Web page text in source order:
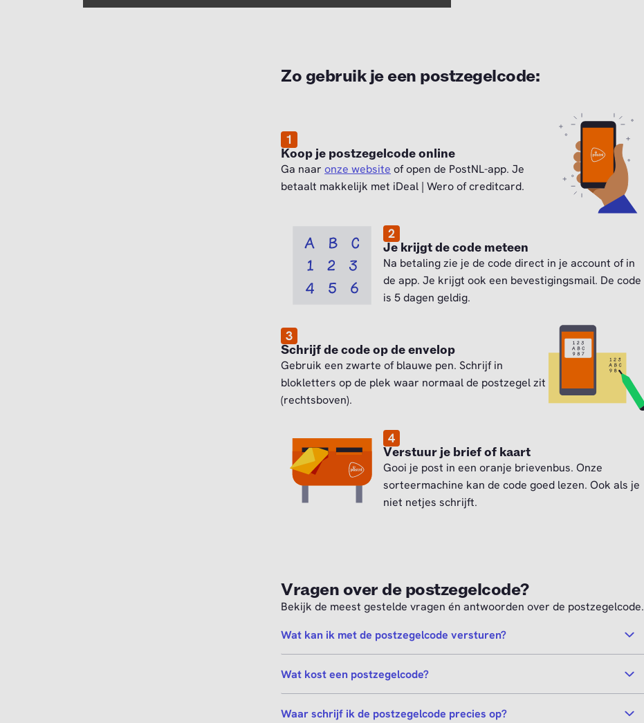
Zo gebruik je een postzegelcode:
1
Koop je postzegelcode online
Ga naar onze website of open de PostNL-app. Je
betaalt makkelijk met iDeal | Wero of creditcard.
2
Je krijgt de code meteen
Na betaling zie je de code direct in je account of in
de app. Je krijgt ook een bevestigingsmail. De code
is 5 dagen geldig.
3
Schrijf de code op de envelop
Gebruik een zwarte of blauwe pen. Schrijf in
blokletters op de plek waar normaal de postzegel zit
(rechtsboven).
4
Verstuur je brief of kaart
Gooi je post in een oranje brievenbus. Onze
sorteermachine kan de code goed lezen. Ook als je
niet netjes schrijft.
Vragen over de postzegelcode?
Bekijk de meest gestelde vragen én antwoorden over de postzegelcode.
Wat kan ik met de postzegelcode versturen?
Wat kost een postzegelcode?
Waar schrijf ik de postzegelcode precies op?